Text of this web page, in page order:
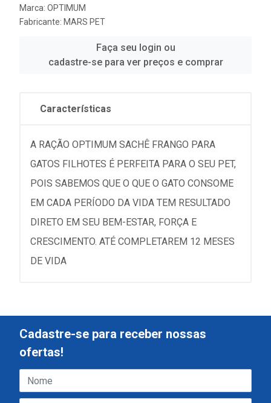
Marca: OPTIMUM
Fabricante: MARS PET
Faça seu login ou
cadastre-se para ver preços e comprar
Características
A RAÇÃO OPTIMUM SACHÊ FRANGO PARA
GATOS FILHOTES É PERFEITA PARA O SEU PET,
POIS SABEMOS QUE O QUE O GATO CONSOME
EM CADA PERÍODO DA VIDA TEM RESULTADO
DIRETO EM SEU BEM-ESTAR, FORÇA E
CRESCIMENTO. ATÉ COMPLETAREM 12 MESES
DE VIDA
Cadastre-se para receber nossas
ofertas!